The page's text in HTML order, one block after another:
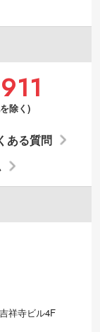
除く)
ある質問
祥寺ビル4F